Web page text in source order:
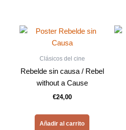
Clásicos del cine
Rebelde sin causa / Rebel
without a Cause
€24,00
Añadir al carrito